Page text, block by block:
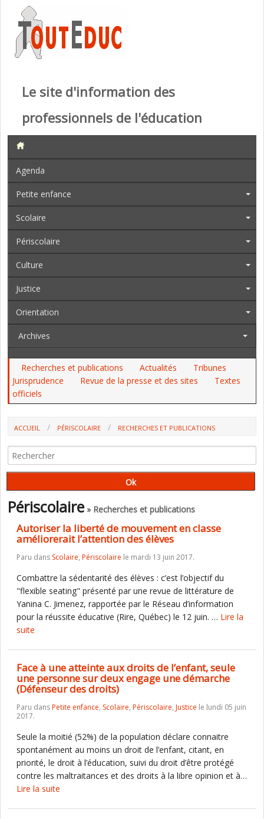
Le site d'information des
professionnels de l'éducation
Agenda
Petite enfance
Scolaire
Périscolaire
Culture
Justice
Orientation
Archives
Recherches et publications Actualités
Tribunes
Jurisprudence
Revue de la presse et des sites
Textes
officiels
ACCUEIL PÉRISCOLAIRE RECHERCHES ET PUBLICATIONS
Périscolaire» Recherches et publications
Autoriser la liberté de mouvement en classe
améliorerait l’attention des élèves
Paru dans Scolaire, Périscolaire le mardi 13 juin 2017.
Combattre la sédentarité des élèves : c’est l’objectif du
"flexible seating" présenté par une revue de littérature de
Yanina C. Jimenez, rapportée par le Réseau d’information
pour la réussite éducative (Rire, Québec) le 12 juin. … Lire la
suite
Face à une atteinte aux droits de l’enfant, seule
une personne sur deux engage une démarche
(Défenseur des droits)
Paru dansPetite enfance, Scolaire, Périscolaire, Justice le lundi 05 juin
2017.
Seule la moitié (52%) de la population déclare connaitre
spontanément au moins un droit de l’enfant, citant, en
priorité, le droit à l’éducation, suivi du droit d’être protégé
contre les maltraitances et des droits à la libre opinion et à…
Lire la suite